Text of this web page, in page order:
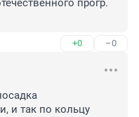
прогр.
+0 –0
и так по кольцу